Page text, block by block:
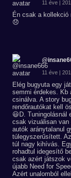
11 éve |
Én csak a
😞
11 éve |
Elég bugyuta egy
semmi érdekes. Kb
csinálva. A story
rendőrautókat kell
😃D. Tuningolásnál
csak vizuálisan van
autók aránytalanul
túlegyszerűsített.
túl nagy kihívás.
rohadtul idegesítő
csak azért játszok
újabb Need for
Azért unalomból